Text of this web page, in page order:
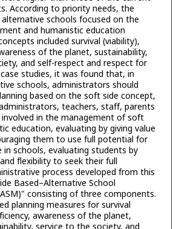
According to priority needs, the
schools focused on the
and humanistic education
included survival (viability),
of the planet, sustainability,
and self-respect and respect for
studies, it was found that, in
schools, administrators should
based on the soft side concept,
teachers, staff, parents
in the management of soft
education, evaluating by giving value
them to use full potential for
schools, evaluating students by
flexibility to seek their full
process developed from this
Based–Alternative School
consisting of three components.
planning measures for survival
awareness of the planet,